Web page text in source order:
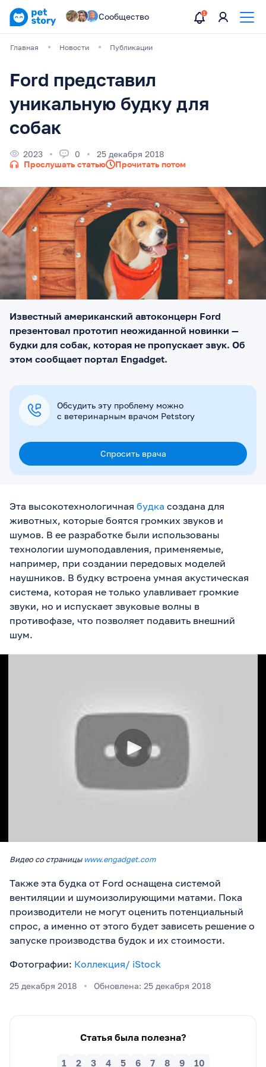
Сообщество
Главная Новости Публикации
Ford представил
уникальную будку для
собак
2023 0
25 декабря 2018
Прослушать статью
Прочитать потом
Известный американский автоконцерн Ford
презентовал прототип неожиданной новинки —
будки для собак, которая не пропускает звук. Об
этом сообщает портал Engadget.
Обсудить эту проблему можно
с ветеринарным врачом Petstory
Спросить врача
Эта высокотехнологичная будка создана для
животных, которые боятся громких звуков и
шумов. В ее разработке были использованы
технологии шумоподавления, применяемые,
например, при создании передовых моделей
наушников. В будку встроена умная акустическая
система, которая не только улавливает громкие
звуки, но и испускает звуковые волны в
противофазе, что позволяет подавить внешний
шум.
Видео со страницы www.engadget.com
Также эта будка от Ford оснащена системой
вентиляции и шумоизолирующими матами. Пока
производители не могут оценить потенциальный
спрос, а именно от этого будет зависеть решение о
запуске производства будок и их стоимости.
Фотографии: Коллекция/ iStock
25 декабря 2018 Обновлена: 25 декабря 2018
Статья была полезна?
10
9
8
7
6
5
4
3
2
1